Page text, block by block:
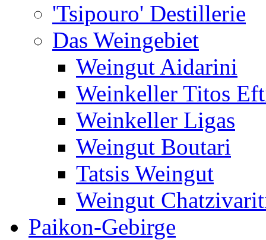
'Tsipouro' Destillerie
Das Weingebiet
Weingut Aidarini
Weinkeller Titos
Weinkeller Ligas
Weingut Boutari
Tatsis Weingut
Weingut
Paikon-Gebirge